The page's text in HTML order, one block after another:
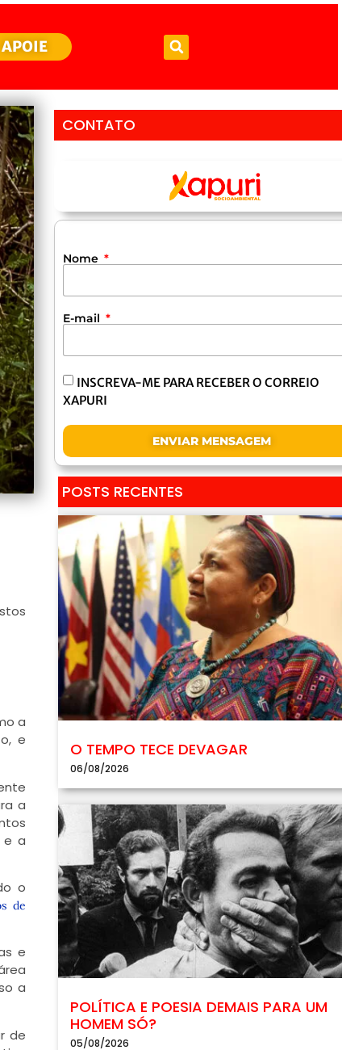
APOIE
a
e
a
e a
o
de
e
a
de
CONTATO
Nome
E-mail
INSCREVA-ME PARA RECEBER O CORREIO
XAPURI
ENVIAR MENSAGEM
POSTS RECENTES
O TEMPO TECE DEVAGAR
06/08/2026
POLÍTICA E POESIA DEMAIS PARA UM
HOMEM SÓ?
05/08/2026